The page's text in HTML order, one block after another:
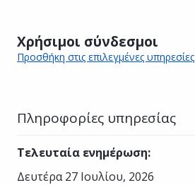
Χρήσιμοι σύνδεσμοι
Προσθήκη στις επιλεγμένες υπηρεσίες
Πληροφορίες υπηρεσίας
Τελευταία ενημέρωση:
Δευτέρα 27 Ιουλίου, 2026